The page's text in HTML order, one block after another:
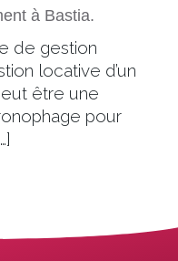
à Bastia.
de gestion
locative d’un
être une
pour